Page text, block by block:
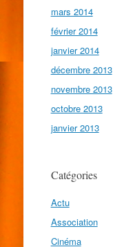
mars 2014
février 2014
janvier 2014
décembre 2013
novembre 2013
octobre 2013
janvier 2013
Catégories
Actu
Association
Cinéma